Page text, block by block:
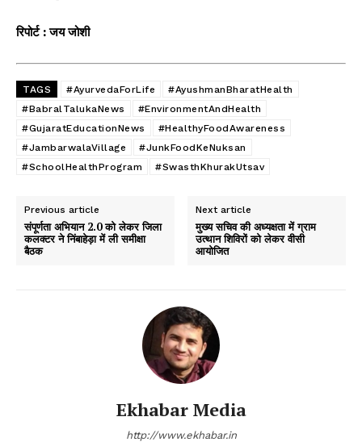
रिपोर्ट : जय जोशी
TAGS #AyurvedaForLife
#AyushmanBharatHealth
#BabralTalukaNews
#EnvironmentAndHealth
#GujaratEducationNews
#HealthyFoodAwareness
#JambarwalaVillage
#JunkFoodKeNuksan
#SchoolHealthProgram
#SwasthKhurakUtsav
Previous article
संपूर्णता अभियान 2.0 को लेकर जिला
कलक्टर ने निंबाहेड़ा में ली समीक्षा
बैठक
Next article
मुख्य सचिव की अध्यक्षता में ग्राम
उत्थान शिविरों को लेकर वीसी
आयोजित
Ekhabar Media
http://www.ekhabar.in